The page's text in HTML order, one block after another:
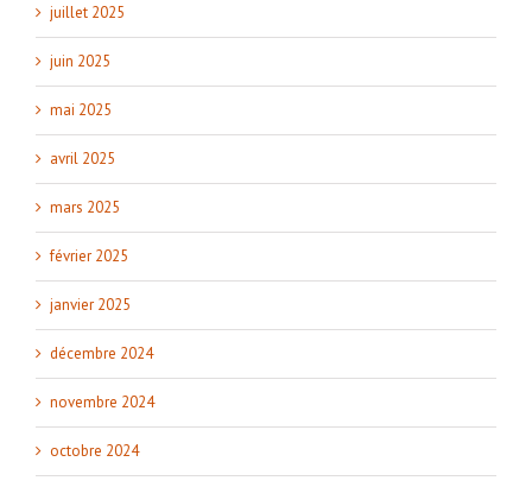
juillet 2025
juin 2025
mai 2025
avril 2025
mars 2025
février 2025
janvier 2025
décembre 2024
novembre 2024
octobre 2024